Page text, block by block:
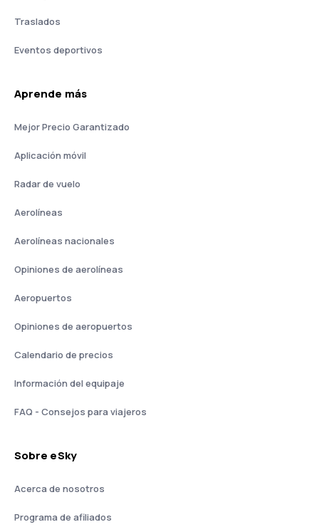
Traslados
Eventos deportivos
Aprende más
Mejor Precio Garantizado
Aplicación móvil
Radar de vuelo
Aerolíneas
Aerolíneas nacionales
Opiniones de aerolíneas
Aeropuertos
Opiniones de aeropuertos
Calendario de precios
Información del equipaje
FAQ - Consejos para viajeros
Sobre eSky
Acerca de nosotros
Programa de afiliados